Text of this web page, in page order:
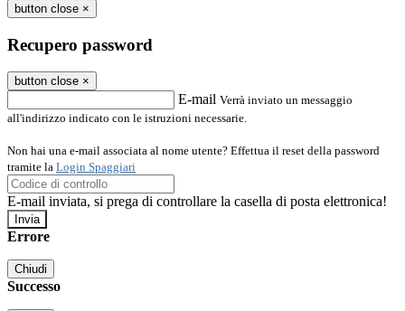
button close ×
Recupero password
button close ×
E-mail Verrà inviato un messaggio
all'indirizzo indicato con le istruzioni necessarie.
Non hai una e-mail associata al nome utente? Effettua il reset della password
tramite la Login Spaggiari
E-mail inviata, si prega di controllare la casella di posta elettronica!
Errore
Chiudi
Successo